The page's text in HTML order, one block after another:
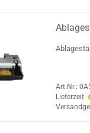
Art.Nr.:
Lieferzeit: